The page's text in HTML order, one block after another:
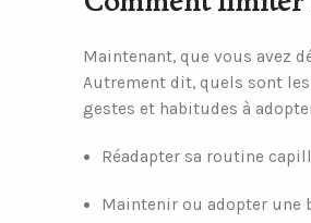
Maintenant, que vous avez
Autrement dit, quels sont
gestes et habitudes à
Réadapter sa routine
Maintenir ou adopter une